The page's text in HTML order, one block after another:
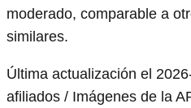
moderado, comparable a
similares.
Última actualización el
afiliados / Imágenes de la